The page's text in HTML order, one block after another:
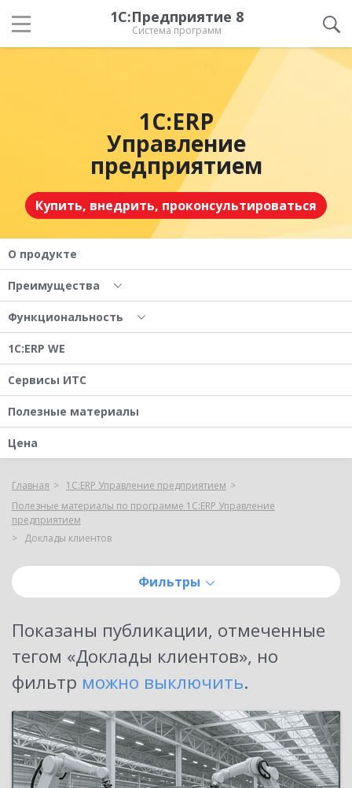
1С:Предприятие 8
Система программ
1С:ERP
Управление
предприятием
Купить, внедрить, проконсультироваться
О продукте
Преимущества
Функциональность
1С:ERP WE
Сервисы ИТС
Полезные материалы
Цена
Главная
1С:ERP Управление предприятием
Полезные материалы по программе 1С:ERP Управление
предприятием
Доклады клиентов
Фильтры
Показаны публикации, отмеченные
тегом «Доклады клиентов», но
фильтр можно выключить.